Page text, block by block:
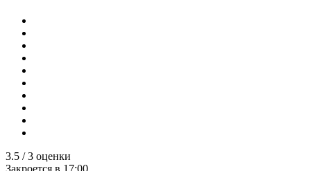
3.5 / 3 оценки
Закроется в 17:00